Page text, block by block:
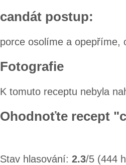
candát postup:
porce osolíme a opepříme,
Fotografie
K tomuto receptu nebyla
Ohodnoťte recept
Stav hlasování: 2.3/5 (444